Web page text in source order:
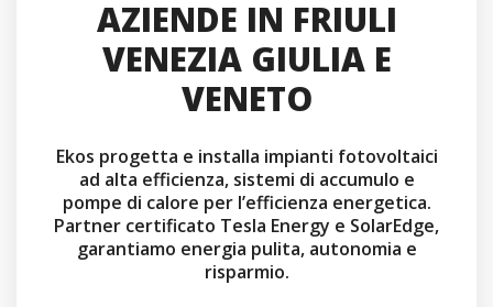
AZIENDE IN FRIULI
VENEZIA GIULIA E
VENETO
Ekos progetta e installa impianti fotovoltaici
ad alta efficienza, sistemi di accumulo e
pompe di calore per l’efficienza energetica.
Partner certificato Tesla Energy e SolarEdge,
garantiamo energia pulita, autonomia e
risparmio.